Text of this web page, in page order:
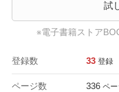
試
※電子書籍ストア
登録数 33 登録
ページ数 336 ペー